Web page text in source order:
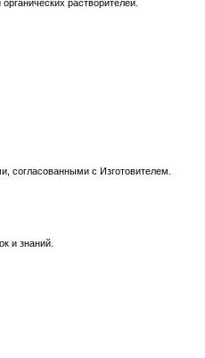
растворителей.
согласованными с Изготовителем.
и знаний.